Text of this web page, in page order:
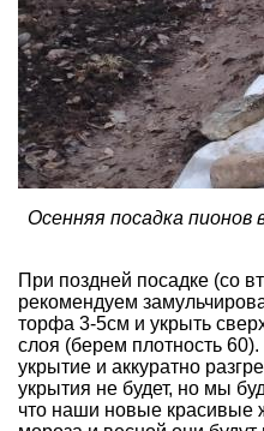
Осенняя посадка
При поздней посадке (со
рекомендуем
торфа 3-5см и укрыть
слоя (берем плотность
укрытие и аккуратно
укрытия не будет, но мы
что наши новые красивые